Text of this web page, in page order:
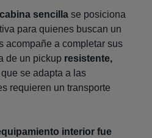
sencilla se posiciona
para quienes buscan un
acompañe a completar sus
de un pickup resistente,
que se adapta a las
requieren un transporte
interior fue